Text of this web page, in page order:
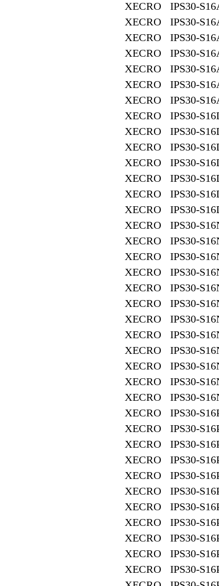
XECRO IPS30-
XECRO IPS30-
XECRO IPS30-
XECRO IPS30-
XECRO IPS30-
XECRO IPS30-
XECRO IPS30-
XECRO IPS30-
XECRO IPS30-
XECRO IPS30-
XECRO IPS30-
XECRO IPS30-
XECRO IPS30-
XECRO IPS30-
XECRO IPS30-
XECRO IPS30-
XECRO IPS30-
XECRO IPS30-
XECRO IPS30-
XECRO IPS30-
XECRO IPS30-
XECRO IPS30-
XECRO IPS30-
XECRO IPS30-
XECRO IPS30-
XECRO IPS30-
XECRO IPS30-
XECRO IPS30-
XECRO IPS30-
XECRO IPS30-
XECRO IPS30-
XECRO IPS30-
XECRO IPS30-
XECRO IPS30-
XECRO IPS30-
XECRO IPS30-
XECRO IPS30-